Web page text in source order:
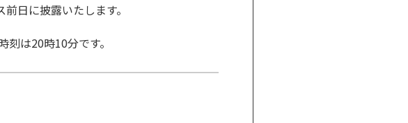
日に披露いたします。
は20時10分です。